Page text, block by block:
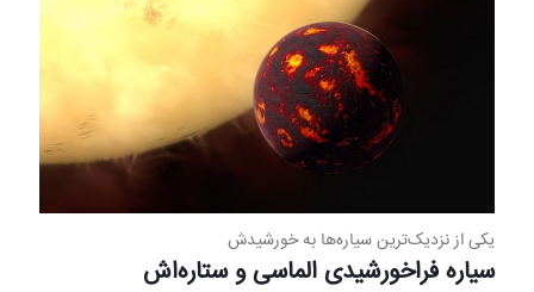
یکی از نزدیک‌ترین سیاره‌ها به خورشیدش
سیاره فراخورشیدی الماسی و ستاره‌اش